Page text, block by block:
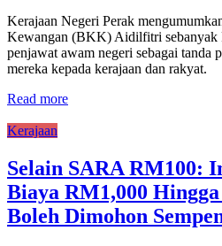
Kerajaan Negeri Perak
Kewangan (BKK) Aidilfitri sebanyak
penjawat awam negeri sebagai tanda
mereka kepada kerajaan dan rakyat.
Read more
Kerajaan
Selain SARA RM100:
Biaya RM1,000
Boleh Dimohon